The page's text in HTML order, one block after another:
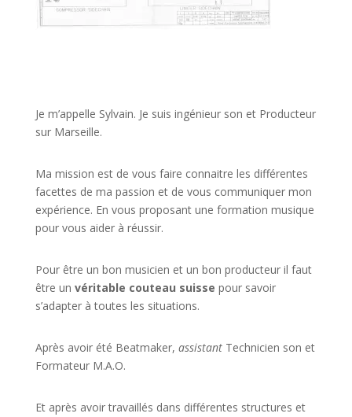
Je m’appelle Sylvain. Je suis ingénieur son et Producteur
sur Marseille.
Ma mission est de vous faire connaitre les différentes
facettes de ma passion et de vous communiquer mon
expérience. En vous proposant une formation musique
pour vous aider à réussir.
Pour être un bon musicien et un bon producteur il faut
être un véritable couteau suisse pour savoir
s’adapter à toutes les situations.
Après avoir été Beatmaker, assistant Technicien son et
Formateur M.A.O.
Et après avoir travaillés dans différentes structures et